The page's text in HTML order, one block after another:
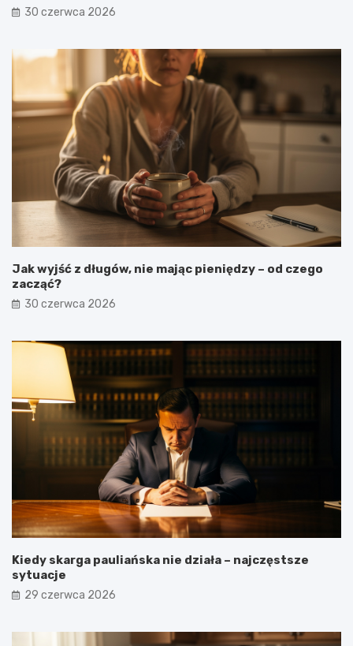
30 czerwca 2026
Jak wyjść z długów, nie mając pieniędzy – od czego
zacząć?
30 czerwca 2026
Kiedy skarga pauliańska nie działa – najczęstsze
sytuacje
29 czerwca 2026